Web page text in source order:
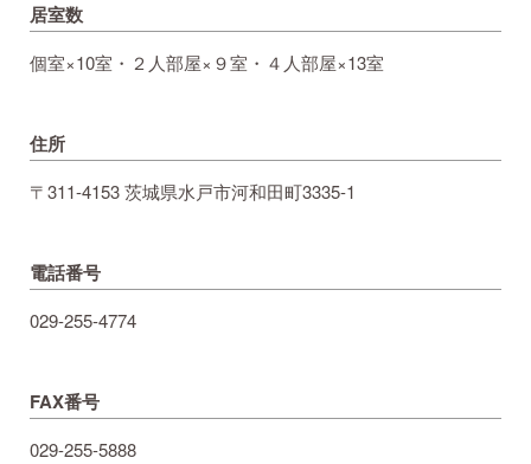
居室数
個室×10室・２人部屋×９室・４人部屋×13室
住所
〒311-4153 茨城県水戸市河和田町3335-1
電話番号
029-255-4774
FAX番号
029-255-5888